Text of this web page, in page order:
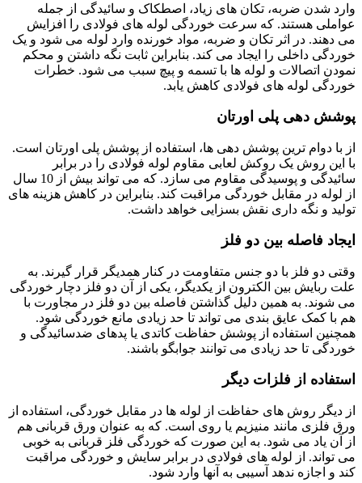
وارد شدن ضربه، تکان های زیاد، اصطکاک و سائیدگی از جمله
عواملی هستند. که سرعت خوردگی لوله های فولادی را افزایش
می دهند. در اثر تکان و ضربه، مواد خورنده وارد لوله می شود و یک
خوردگی داخلی را ایجاد می کند. بنابراین ثابت نگه داشتن و محکم
نمودن اتصالات و لوله ها با تسمه و پیچ سبب می شود. خطرات
خوردگی لوله های فولادی کاهش یابد.
پوشش دهی پلی اورتان
از با دوام ترین پوشش دهی ها، استفاده از پوشش پلی اورتان است.
با این روش یک روکش لعابی مقاوم لوله فولادی را در برابر
سائیدگی و پوسیدگی مقاوم می سازد. که می تواند بیش از 10 سال
از لوله در مقابل خوردگی مراقبت کند. بنابراین در کاهش هزینه های
تولید و نگه داری نقش بسزایی خواهد داشت.
ایجاد فاصله بین دو فلز
وقتی دو فلز با دو جنس متفاومت در کنار همدیگر قرار گیرند. به
علت ربایش بین الکترون از یکدیگر، یکی از آن دو فلز دچار خوردگی
می شوند. به همین دلیل گذاشتن فاصله بین دو فلز در مجاورت با
هم با کمک عایق بندی می تواند تا حد زیادی مانع خوردگی شود.
همچنین استفاده از پوشش حفاظت کاتدی یا پدهای ضدسائیدگی و
خوردگی تا حد زیادی می توانند جوابگو باشند.
استفاده از فلزات دیگر
از دیگر روش های حفاظت از لوله ها در مقابل خوردگی، استفاده از
ورق فلزی مانند منیزیم یا روی است. که به عنوان ورق قربانی هم
از آن یاد می شود. به این صورت که خوردگی فلز قربانی به خوبی
می تواند. از لوله های فولادی در برابر سایش و خوردگی مراقبت
کند و اجازه ندهد آسیبی به آنها وارد شود.